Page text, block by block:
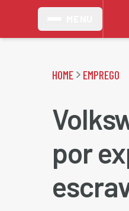
HOME EMPREGO
por